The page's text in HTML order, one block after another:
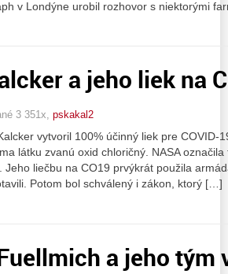
v Londýne urobil rozhovor s niektorými
a jeho liek na
3 351x, pskakal2
vytvoril 100% účinný liek pre COVID-
látku zvanú oxid chloričný. NASA
Jeho liečbu na CO19 prvýkrát použila
Potom bol schválený i zákon, ktorý […]
a jeho tým